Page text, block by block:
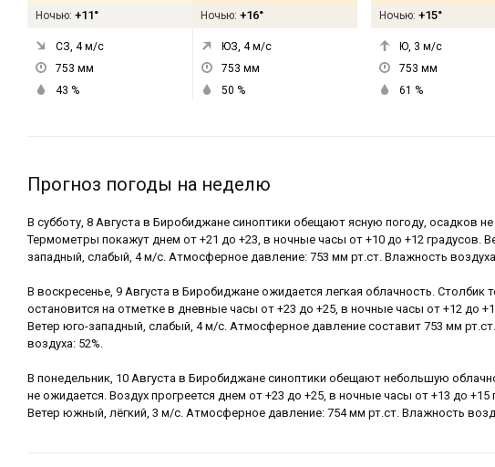
Ночью: +11°
СЗ, 4м/с
753 мм
43 %
Ночью: +16°
ЮЗ, 4м/с
753 мм
50 %
Ночью: +15°
Ю, 3 м/с
753 мм
61 %
Прогноз погоды на неделю
В субботу, 8 Августа в Биробиджане синоптики обещают ясную погоду, осадков
Термометры покажут днем от +21 до +23, в ночные часы от +10 до +12 градусов.
западный, слабый, 4 м/с. Атмосферное давление: 753 мм рт.ст. Влажность
В воскресенье, 9 Августа в Биробиджане ожидается легкая облачность. Столбик
остановится на отметке в дневные часы от +23 до +25, в ночные часы от +12 до
Ветер юго-западный, слабый, 4 м/с. Атмосферное давление составит 753 мм
воздуха: 52%.
В понедельник, 10 Августа в Биробиджане синоптики обещают небольшую
не ожидается. Воздух прогреется днем от +23 до +25, в ночные часы от +13 до +15
Ветер южный, лёгкий, 3 м/с. Атмосферное давление: 754 мм рт.ст. Влажность